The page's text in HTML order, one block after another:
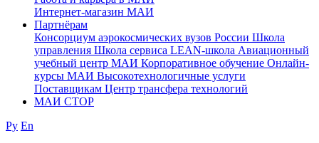
Интернет-магазин МАИ
Партнёрам
Консорциум аэрокосмических вузов России Школа
управления Школа сервиса LEAN-школа Авиационный
учебный центр МАИ Корпоративное обучение Онлайн-
курсы МАИ Высокотехнологичные услуги
Поставщикам Центр трансфера технологий
МАИ СТОР
Ру En